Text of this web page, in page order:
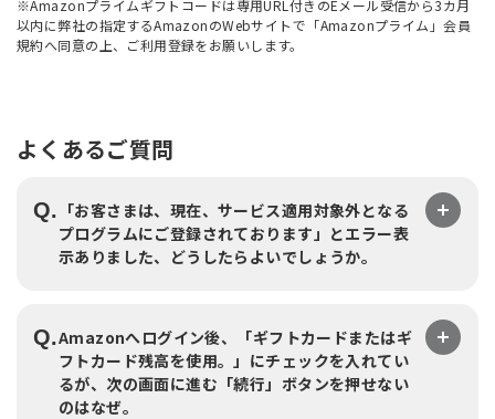
※Amazonプライムギフトコードは専用URL付きのEメール受信から3カ月
以内に弊社の指定するAmazonのWebサイトで「Amazonプライム」会員
規約へ同意の上、ご利用登録をお願いします。
よくあるご質問
Q. 「お客さまは、現在、サービス適用対象外となる
プログラムにご登録されております」とエラー表
示ありました、どうしたらよいでしょうか。
Q.Amazonへログイン後、「ギフトカードまたはギ
フトカード残高を使用。」にチェックを入れてい
るが、次の画面に進む「続行」ボタンを押せない
のはなぜ。